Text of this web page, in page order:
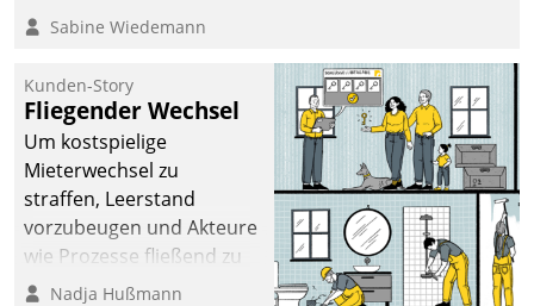
nachhaltige Optimierung der Geschäftsabläufe. Damit
dieses Ziel erreicht wird, sollten einige Grundregeln
Sabine Wiedemann
Kunden-Story
Fliegender Wechsel
Um kostspielige
Mieterwechsel zu
straffen, Leerstand
vorzubeugen und Akteure
wie Prozesse fließend zu
vernetzen, nutzt die
Nadja Hußmann